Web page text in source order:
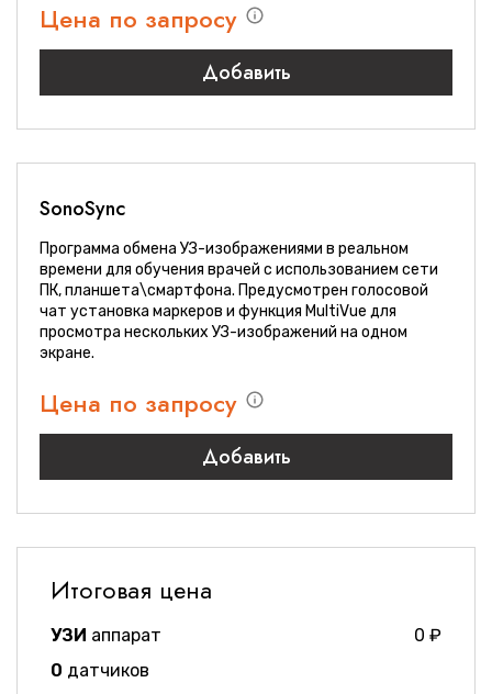
Итоговая цена
УЗИ аппарат 0 ₽
0 датчиков
Цена по запросу
Добавить
SonoSync
Программа обмена УЗ-изображениями в реальном
времени для обучения врачей c использованием сети
ПК, планшета\смартфона. Предусмотрен голосовой
чат установка маркеров и функция MultiVue для
просмотра нескольких УЗ-изображений на одном
экране.
Цена по запросу
Добавить